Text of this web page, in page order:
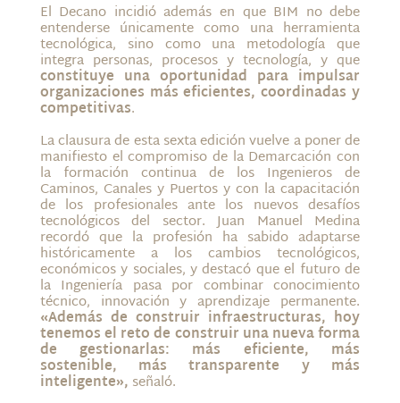
El Decano incidió además en que BIM no debe
entenderse únicamente como una herramienta
tecnológica, sino como una metodología que
integra personas, procesos y tecnología, y que
constituye una oportunidad para impulsar
organizaciones más eficientes, coordinadas y
competitivas.
La clausura de esta sexta edición vuelve a poner de
manifiesto el compromiso de la Demarcación con
la formación continua de los Ingenieros de
Caminos, Canales y Puertos y con la capacitación
de los profesionales ante los nuevos desafíos
tecnológicos del sector. Juan Manuel Medina
recordó que la profesión ha sabido adaptarse
históricamente a los cambios tecnológicos,
económicos y sociales, y destacó que el futuro de
la Ingeniería pasa por combinar conocimiento
técnico, innovación y aprendizaje permanente.
«Además de construir infraestructuras, hoy
tenemos el reto de construir una nueva forma
de gestionarlas: más eficiente, más
sostenible, más transparente y más
inteligente», señaló.